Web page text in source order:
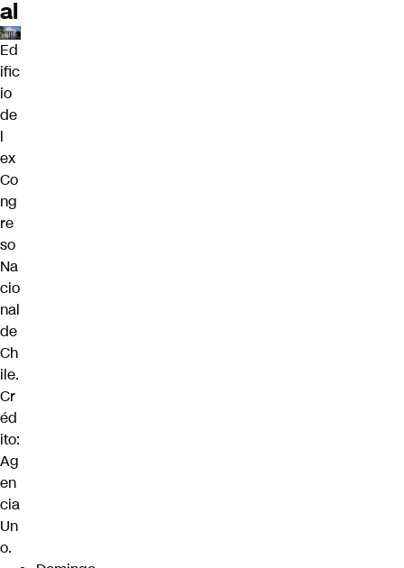
al
Ed
ific
io
de
l
ex
Co
ng
re
so
Na
cio
nal
de
Ch
ile.
Cr
éd
ito:
Ag
en
cia
Un
o.